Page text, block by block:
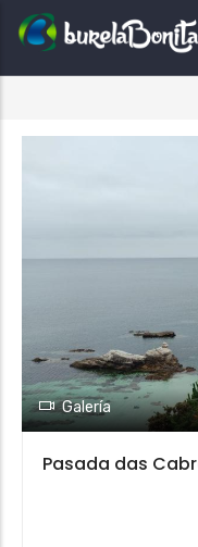
Galería
Pasada das
−